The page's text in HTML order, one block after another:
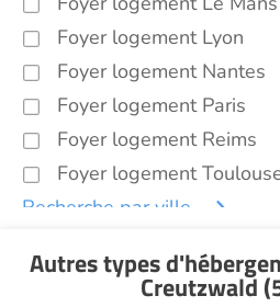
Foyer logement Lyon
Foyer logement Nantes
Foyer logement Paris
Foyer logement Reims
Foyer logement
Recherche par ville
Autres types
Creutzwald